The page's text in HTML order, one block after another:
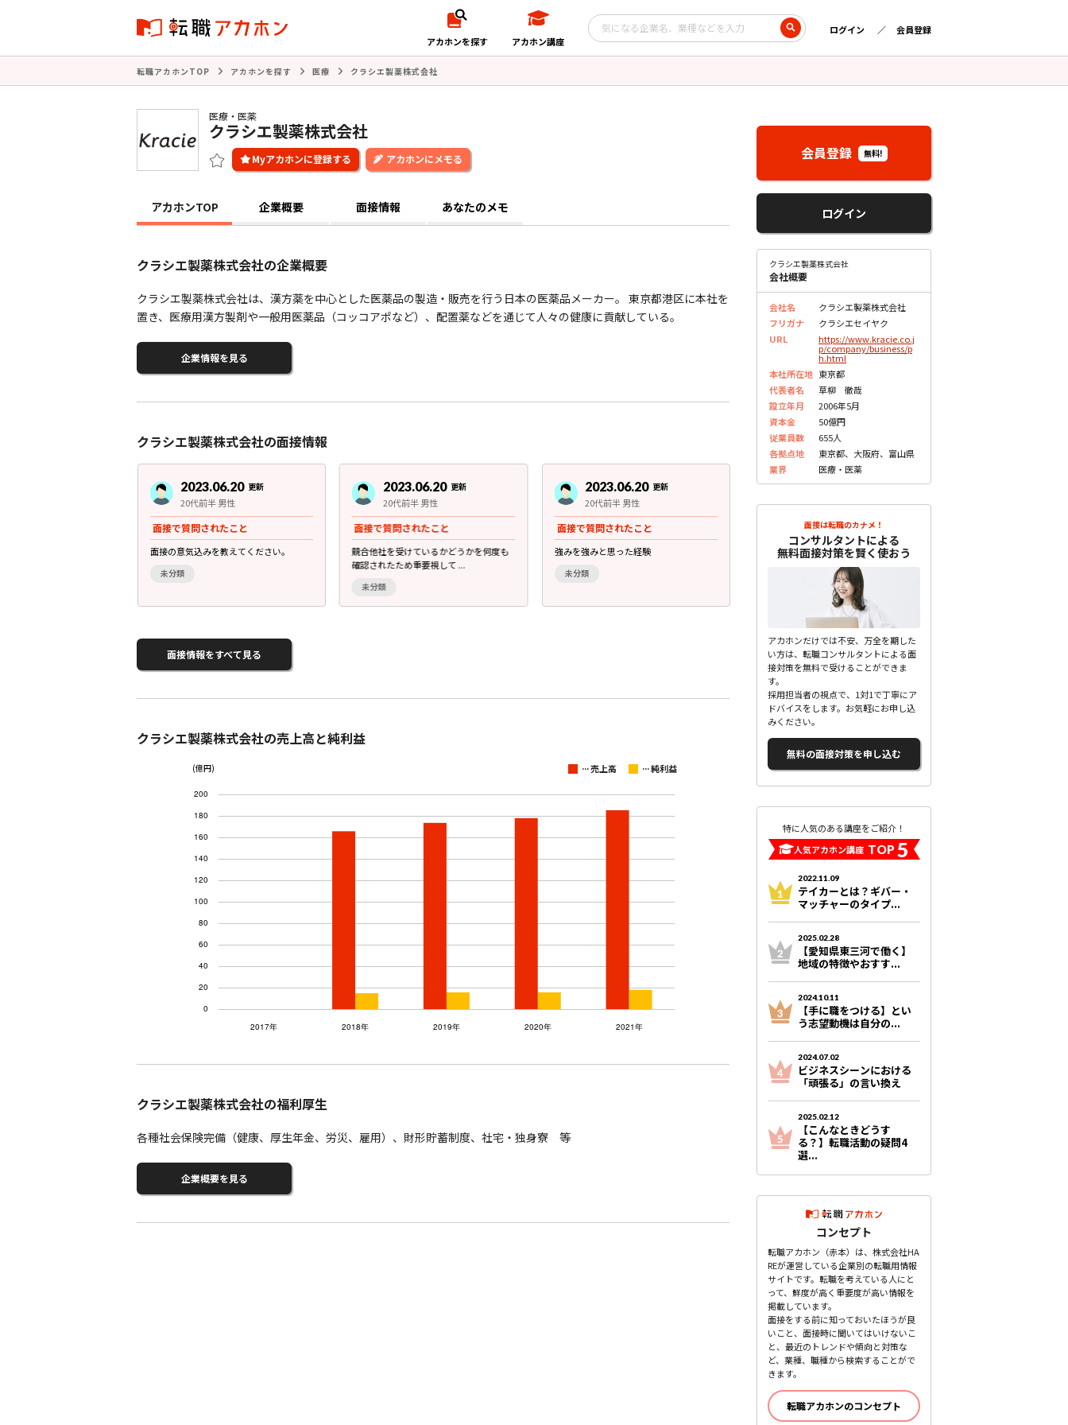
アカホンを探す アカホン講座
ログイン 会員登録
転職アカホンTOP アカホンを探す 医療 クラシエ製薬株式会社
医療・医薬
クラシエ製薬株式会社
アカホンにメモる
アカホンTOP 企業概要 面接情報 あなたのメモ
クラシエ製薬株式会社の企業概要
クラシエ製薬株式会社は、漢方薬を中心とした医薬品の製造・販売を行う日本の医薬品メーカー。 東京都港区に本社を
置き、医療用漢方製剤や一般用医薬品（コッコアポなど）、配置薬などを通じて人々の健康に貢献している。
企業情報を見る
クラシエ製薬株式会社の面接情報
2023.06.20 更新
20代前半 男性
面接で質問されたこと
面接の意気込みを教えてください。
未分類
2023.06.20 更新
20代前半 男性
面接で質問されたこと
競合他社を受けているかどうかを何度も
確認されたため重要視して ...
未分類
2023.06.20 更新
20代前半 男性
面接で質問されたこと
強みを強みと思った経験
未分類
2023.06.20 更新
20代前半 男性
面接官の性別・年齢・雰囲気
1次、2次、最終、それぞれ面接官は1、
2、4でした。質問は特 ...
面接情報をすべて見る
クラシエ製薬株式会社の売上高と純利益
(億円) ...売上高 ...純利益
クラシエ製薬株式会社の福利厚生
各種社会保険完備（健康、厚生年金、労災、雇用）、財形貯蓄制度、社宅・独身寮 等
企業概要を見る
会員登録 無料!
ログイン
クラシエ製薬株式会社
会社概要
会社名
クラシエ製薬株式会社
フリガナ
クラシエセイヤク
URL
https://www.kracie.co.j
p/company/business/p
h.html
本社所在地 東京都
代表者名
草柳 徹哉
設立年月
2006年5月
資本金
50億円
従業員数
655人
各拠点地
東京都、大阪府、富山県
業界
医療・医薬
面接は転職のカナメ！
コンサルタントによる
無料面接対策を賢く使おう
アカホンだけでは不安、万全を期した
い方は、転職コンサルタントによる面
接対策を無料で受けることができま
す。
採用担当者の視点で、1対1で丁寧にア
ドバイスをします。お気軽にお申し込
みください。
無料の面接対策を申し込む
特に人気のある講座をご紹介！
人気アカホン講座 TOP 5
2022.11.09
テイカーとは？ギバー・
マッチャーのタイプ...
2025.02.28
【愛知県東三河で働く】
地域の特徴やおすす...
2024.10.11
【手に職をつける】とい
う志望動機は自分の...
2024.07.02
ビジネスシーンにおける
「頑張る」の言い換え
2025.02.12
【こんなときどうす
る？】転職活動の疑問4
選...
コンセプト
転職アカホン（赤本）は、株式会社HA
REが運営している企業別の転職用情報
サイトです。転職を考えている人にと
って、鮮度が高く重要度が高い情報を
掲載しています。
面接をする前に知っておいたほうが良
いこと、面接時に聞いてはいけないこ
と、最近のトレンドや傾向と対策な
ど、業種、職種から検索することがで
きます。
転職アカホンのコンセプト